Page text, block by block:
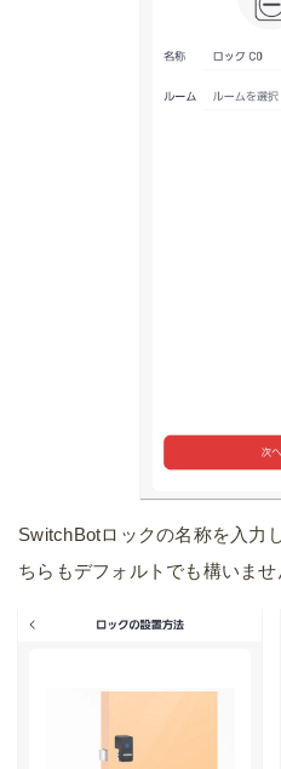
SwitchBotロックの名称を入力
ちらもデフォルトでも構いませ